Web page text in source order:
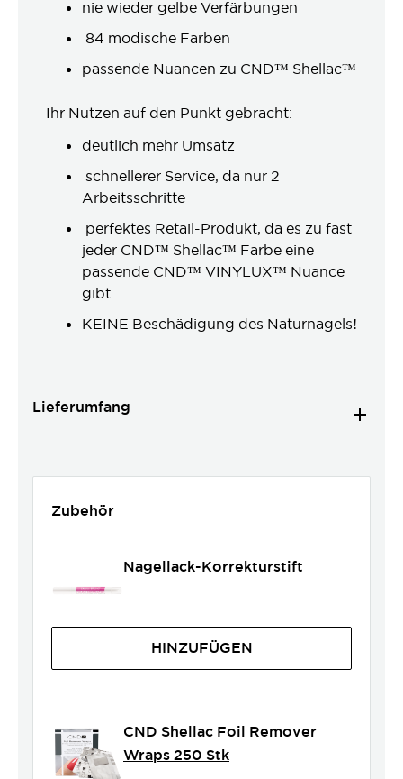
nie wieder gelbe Verfärbungen
84 modische Farben
passende Nuancen zu CND™ Shellac™
Ihr Nutzen auf den Punkt gebracht:
deutlich mehr Umsatz
schnellerer Service, da nur 2
Arbeitsschritte
perfektes Retail-Produkt, da es zu fast
jeder CND™ Shellac™ Farbe eine
passende CND™ VINYLUX™ Nuance
gibt
KEINE Beschädigung des Naturnagels!
Lieferumfang
Zubehör
Nagellack-Korrekturstift
HINZUFÜGEN
CND Shellac Foil Remover
Wraps 250 Stk